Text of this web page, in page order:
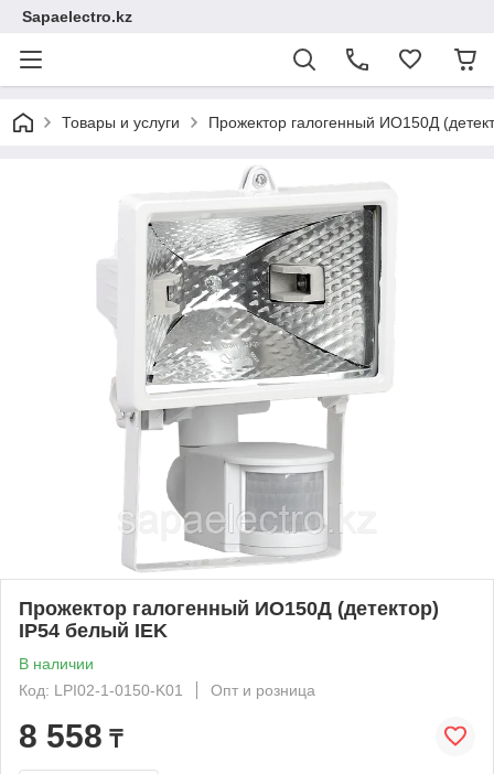
Sapaelectro.kz
Товары и услуги Прожектор галогенный ИО150Д
Прожектор галогенный ИО150Д (детектор)
IP54 белый IEK
В наличии
Код: LPI02-1-0150-K01
Опт и розница
8 558 ₸